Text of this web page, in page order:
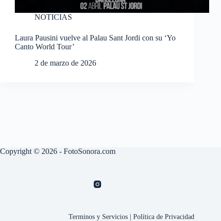
NOTICIAS
Laura Pausini vuelve al Palau Sant Jordi con su ‘Yo
Canto World Tour’
2 de marzo de 2026
Copyright © 2026 - FotoSonora.com
Terminos y Servicios |Política de Privacidad